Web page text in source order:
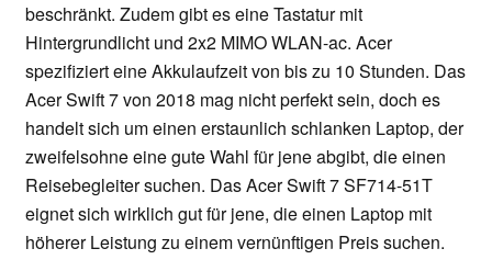
beschränkt. Zudem gibt es eine Tastatur mit
Hintergrundlicht und 2x2 MIMO WLAN-ac. Acer
spezifiziert eine Akkulaufzeit von bis zu 10 Stunden. Das
Acer Swift 7 von 2018 mag nicht perfekt sein, doch es
handelt sich um einen erstaunlich schlanken Laptop, der
zweifelsohne eine gute Wahl für jene abgibt, die einen
Reisebegleiter suchen. Das Acer Swift 7 SF714-51T
eignet sich wirklich gut für jene, die einen Laptop mit
höherer Leistung zu einem vernünftigen Preis suchen.